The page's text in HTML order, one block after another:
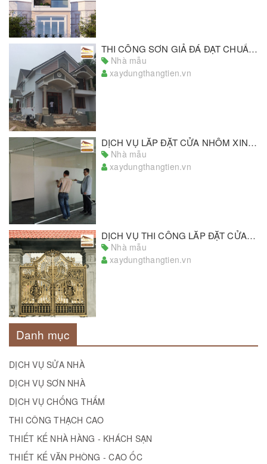
THI CÔNG SƠN GIẢ ĐÁ ĐẠT CHUẨN, CHẤT LƯỢNG HÀNG ĐẦU TPHCM
Nhà mẫu
xaydungthangtien.vn
DỊCH VỤ LẮP ĐẶT CỬA NHÔM XINGFA GIÁ RẺ, CHẤT LƯỢNG ĐẠT CHUẨN
Nhà mẫu
xaydungthangtien.vn
DỊCH VỤ THI CÔNG LẮP ĐẶT CỬA SẮT UY TÍN SỐ 1 MIỀN NAM
Nhà mẫu
xaydungthangtien.vn
Danh mục
DỊCH VỤ SỬA NHÀ
DỊCH VỤ SƠN NHÀ
DỊCH VỤ CHỐNG THẤM
THI CÔNG THẠCH CAO
THIẾT KẾ NHÀ HÀNG - KHÁCH SẠN
THIẾT KẾ VĂN PHÒNG - CAO ỐC